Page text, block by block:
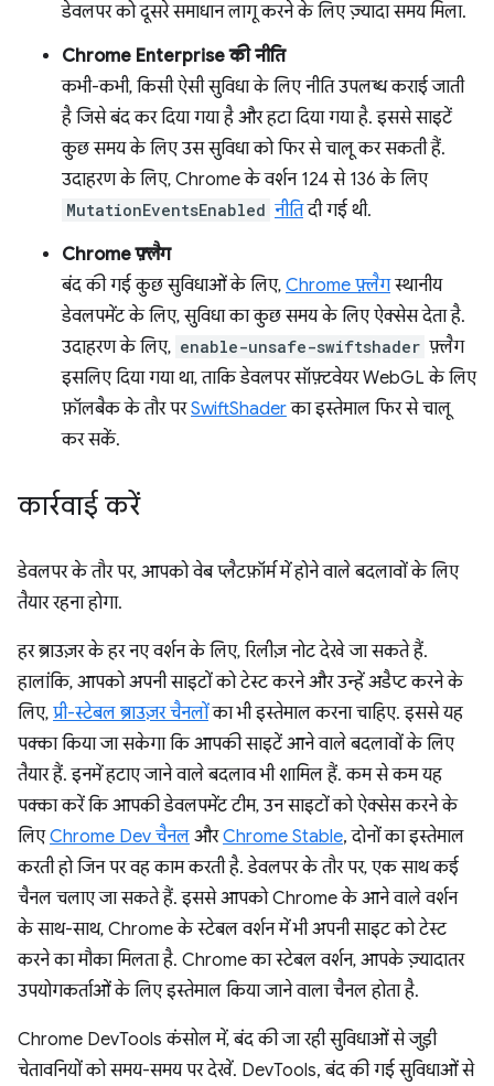
डेवलपर को दूसरे समाधान लागू करने के लिए ज़्यादा समय मिला.
Chrome Enterprise की नीति
कभी-कभी, किसी ऐसी सुविधा के लिए नीति उपलब्ध कराई जाती
है जिसे बंद कर दिया गया है और हटा दिया गया है. इससे साइटें
कुछ समय के लिए उस सुविधा को फिर से चालू कर सकती हैं.
उदाहरण के लिए, Chrome के वर्शन 124 से 136 के लिए
MutationEventsEnabled नीतिदी गई थी.
Chrome फ़्लैग
बंद की गई कुछ सुविधाओं के लिए, Chrome फ़्लैगस्थानीय
डेवलपमेंट के लिए, सुविधा का कुछ समय के लिए ऐक्सेस देता है.
उदाहरण के लिए, enable-unsafe-swiftshader फ़्लैग
इसलिए दिया गया था, ताकि डेवलपर सॉफ़्टवेयर WebGL के लिए
फ़ॉलबैक के तौर परSwiftShaderका इस्तेमाल फिर से चालू
कर सकें.
कार्रवाई करें
डेवलपर के तौर पर, आपको वेब प्लैटफ़ॉर्म में होने वाले बदलावों के लिए
तैयार रहना होगा.
हर ब्राउज़र के हर नए वर्शन के लिए, रिलीज़ नोट देखे जा सकते हैं.
हालांकि, आपको अपनी साइटों को टेस्ट करने और उन्हें अडैप्ट करने के
लिए, प्री-स्टेबल ब्राउज़र चैनलोंका भी इस्तेमाल करना चाहिए. इससे यह
पक्का किया जा सकेगा कि आपकी साइटें आने वाले बदलावों के लिए
तैयार हैं. इनमें हटाए जाने वाले बदलाव भी शामिल हैं. कम से कम यह
पक्का करें कि आपकी डेवलपमेंट टीम, उन साइटों को ऐक्सेस करने के
लिएChrome Dev चैनल औरChrome Stable, दोनों का इस्तेमाल
करती हो जिन पर वह काम करती है. डेवलपर के तौर पर, एक साथ कई
चैनल चलाए जा सकते हैं. इससे आपको Chrome के आने वाले वर्शन
के साथ-साथ, Chrome के स्टेबल वर्शन में भी अपनी साइट को टेस्ट
करने का मौका मिलता है. Chrome का स्टेबल वर्शन, आपके ज़्यादातर
उपयोगकर्ताओं के लिए इस्तेमाल किया जाने वाला चैनल होता है.
Chrome DevTools कंसोल में, बंद की जा रही सुविधाओं से जुड़ी
चेतावनियों को समय-समय पर देखें. DevTools, बंद की गई सुविधाओं से